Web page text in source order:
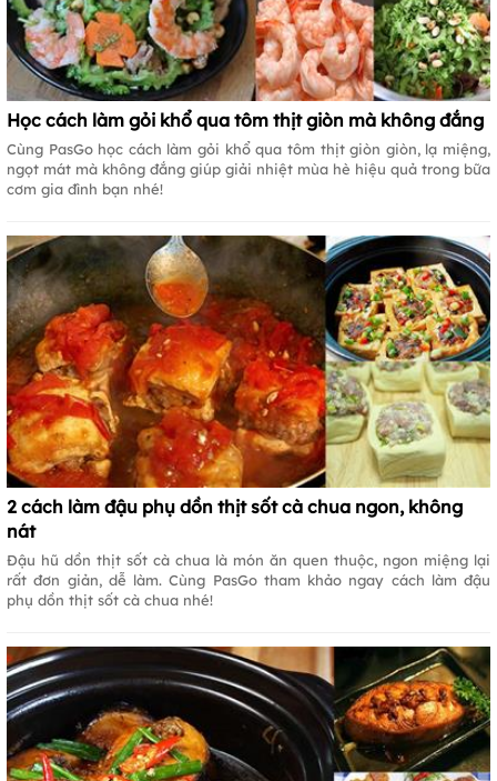
Học cách làm gỏi khổ qua tôm thịt giòn mà không đắng
Cùng PasGo học cách làm gỏi khổ qua tôm thịt giòn giòn, lạ miệng,
ngọt mát mà không đắng giúp giải nhiệt mùa hè hiệu quả trong bữa
cơm gia đình bạn nhé!
2 cách làm đậu phụ dồn thịt sốt cà chua ngon, không
nát
Đậu hũ dồn thịt sốt cà chua là món ăn quen thuộc, ngon miệng lại
rất đơn giản, dễ làm. Cùng PasGo tham khảo ngay cách làm đậu
phụ dồn thịt sốt cà chua nhé!